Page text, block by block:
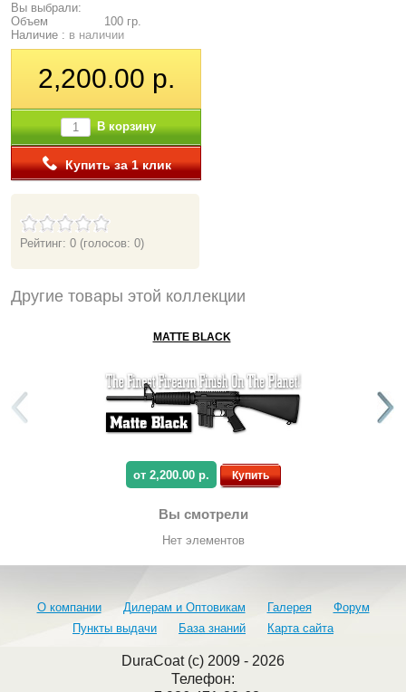
Вы выбрали:
Объем
100 гр.
Наличие : в наличии
2,200.00 р.
В корзину
Купить за 1 клик
Рейтинг: 0 (голосов: 0)
Другие товары этой коллекции
MATTE BLACK
от 2,200.00 р. Купить
Вы смотрели
Нет элементов
О компании Дилерам и Оптовикам Галерея
Форум
Пункты выдачи
База знаний Карта сайта
DuraCoat (c) 2009 - 2026
Телефон: